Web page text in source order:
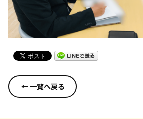
← 一覧へ戻る